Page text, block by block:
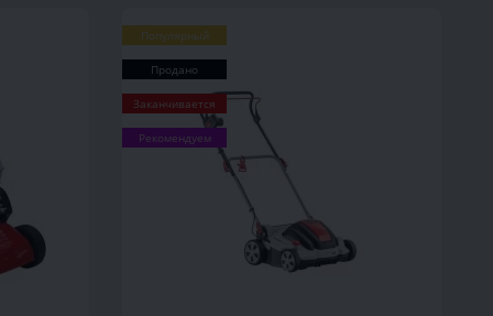
Популярный
Продано
Заканчивается
Рекомендуем